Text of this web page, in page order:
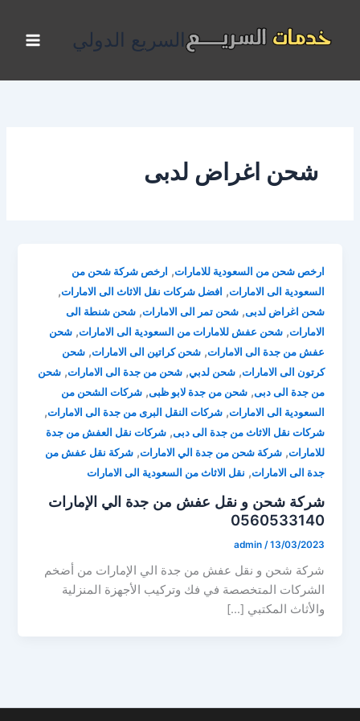
المحتوى
السريع الدولي
شحن اغراض لدبى
ارخص شحن من السعودية للامارات, ارخص شركة شحن من
السعودية الى الامارات, افضل شركات نقل الاثاث الى الامارات,
شحن اغراض لدبى,شحن تمر الى الامارات,شحن شنطة الى
الامارات,شحن عفش للامارات من السعودية الى الامارات,شحن
عفش من جدة الى الامارات,شحن كراتين الى الامارات,شحن
كرتون الى الامارات,شحن لدبي,شحن من جدة الى الامارات,شحن
من جدة الى دبى,شحن من جدة لابو ظبى,شركات الشحن من
السعودية الى الامارات,شركات النقل البرى من جدة الى الامارات,
شركات نقل الاثاث من جدة الى دبى,شركات نقل العفش من جدة
للامارات,شركة شحن من جدة الي الامارات,شركة نقل عفش من
جدة الى الامارات, نقل الاثاث من السعودية الى الامارات
شركة شحن و نقل عفش من جدة الي الإمارات
0560533140
admin /13/03/2023
شركة شحن و نقل عفش من جدة الي الإمارات من أضخم
الشركات المتخصصة في فك وتركيب الأجهزة المنزلية
والأثاث المكتبي […]